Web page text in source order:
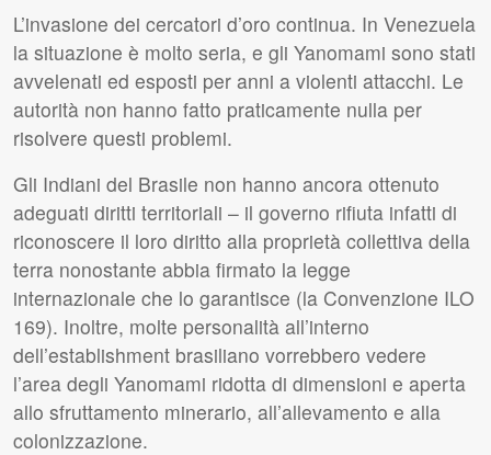
L’invasione dei cercatori d’oro continua. In Venezuela
la situazione è molto seria, e gli Yanomami sono stati
avvelenati ed esposti per anni a violenti attacchi. Le
autorità non hanno fatto praticamente nulla per
risolvere questi problemi.
Gli Indiani del Brasile non hanno ancora ottenuto
adeguati diritti territoriali – il governo rifiuta infatti di
riconoscere il loro diritto alla proprietà collettiva della
terra nonostante abbia firmato la legge
internazionale che lo garantisce (la Convenzione ILO
169). Inoltre, molte personalità all’interno
dell’establishment brasiliano vorrebbero vedere
l’area degli Yanomami ridotta di dimensioni e aperta
allo sfruttamento minerario, all’allevamento e alla
colonizzazione.